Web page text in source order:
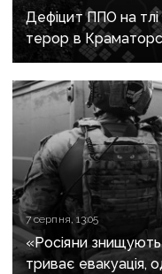
Дефіцит ППО на
терор в
Костянтинівки та
важливе за
7 серпня, 13:05
«Росіяни знищують
триває евакуація,